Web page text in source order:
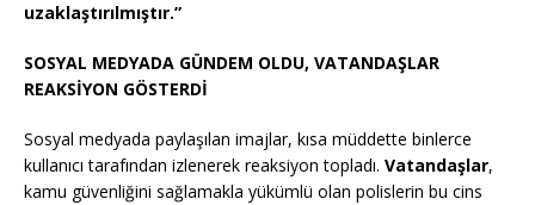
uzaklaştırılmıştır.”
SOSYAL MEDYADA GÜNDEM OLDU, VATANDAŞLAR
REAKSİYON GÖSTERDİ
Sosyal medyada paylaşılan imajlar, kısa müddette binlerce
kullanıcı tarafından izlenerek reaksiyon topladı. Vatandaşlar,
kamu güvenliğini sağlamakla yükümlü olan polislerin bu cins